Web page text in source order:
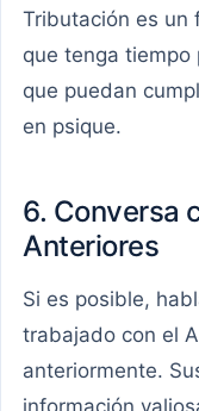
Tributación es un
que tenga
que puedan
en psique.
6. Conversa
Anteriores
Si es posible,
trabajado con el
anteriormente.